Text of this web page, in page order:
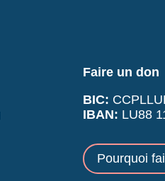
Faire un don
BIC:
IBAN: LU88
Pourquoi